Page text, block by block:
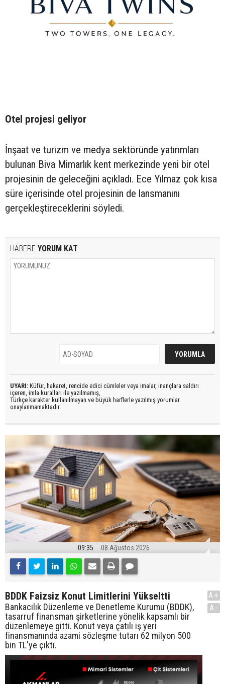
Otel projesi geliyor
İnşaat ve turizm ve medya sektöründe yatırımları
bulunan Biva Mimarlık kent merkezinde yeni bir otel
projesinin de geleceğini açıkladı. Ece Yılmaz çok kısa
süre içerisinde otel projesinin de lansmanını
gerçekleştireceklerini söyledi.
HABERE YORUM KAT
UYARI: Küfür, hakaret, rencide edici cümleler veya imalar, inançlara saldırı
içeren, imla kuralları ile yazılmamış,
Türkçe karakter kullanılmayan ve büyük harflerle yazılmış yorumlar
onaylanmamaktadır.
09:35 08 Ağustos 2026
BDDK Faizsiz Konut Limitlerini Yükseltti
Bankacılık Düzenleme ve Denetleme Kurumu (BDDK),
tasarruf finansman şirketlerine yönelik kapsamlı bir
düzenlemeye gitti. Konut veya çatılı iş yeri
finansmanında azami sözleşme tutarı 62 milyon 500
bin TL'ye çıktı.
A+
A-